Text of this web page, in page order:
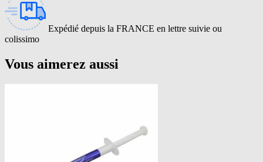
Expédié depuis la FRANCE en lettre suivie ou
colissimo
Vous aimerez aussi